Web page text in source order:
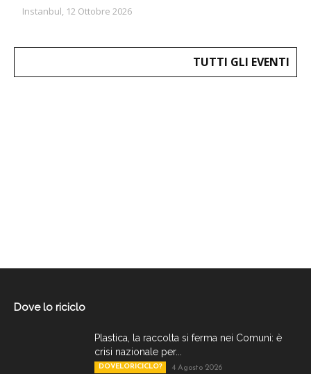
Instanbul, 12 Ottobre 2026
TUTTI GLI EVENTI
Dove lo riciclo
Plastica, la raccolta si ferma nei Comuni: è
crisi nazionale per...
DOVELORICICLO? 4 Agosto 2026